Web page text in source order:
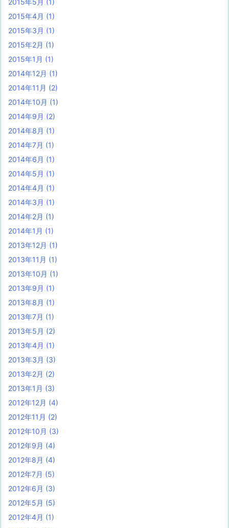
2015年5月 (1)
2015年4月 (1)
2015年3月 (1)
2015年2月 (1)
2015年1月 (1)
2014年12月 (1)
2014年11月 (2)
2014年10月 (1)
2014年9月 (2)
2014年8月 (1)
2014年7月 (1)
2014年6月 (1)
2014年5月 (1)
2014年4月 (1)
2014年3月 (1)
2014年2月 (1)
2014年1月 (1)
2013年12月 (1)
2013年11月 (1)
2013年10月 (1)
2013年9月 (1)
2013年8月 (1)
2013年7月 (1)
2013年5月 (2)
2013年4月 (1)
2013年3月 (3)
2013年2月 (2)
2013年1月 (3)
2012年12月 (4)
2012年11月 (2)
2012年10月 (3)
2012年9月 (4)
2012年8月 (4)
2012年7月 (5)
2012年6月 (3)
2012年5月 (5)
2012年4月 (1)